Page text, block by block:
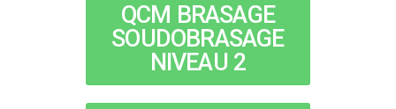
QCM BRASAGE
SOUDOBRASAGE
NIVEAU 2